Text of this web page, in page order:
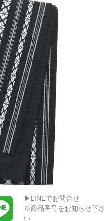
▶LINEでお問合せ
※商品番号をお知らせ下さ
い